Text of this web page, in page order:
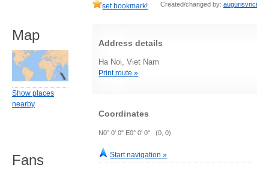
set bookmark! Created/changed by: augurisvnci
Address details
Ha Noi, Viet Nam
Print route »
Coordinates
N0° 0' 0" E0° 0' 0" (0, 0)
Start navigation »
Map
Show places
nearby
Fans